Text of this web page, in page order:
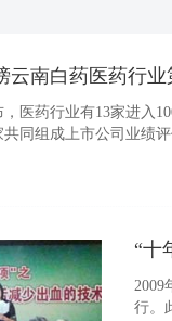
云南白药医药行业
，医药行业有13家进
同组成上市公司业绩
“十
2009
行。